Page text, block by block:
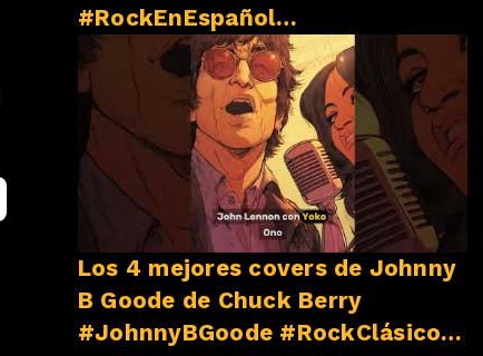
#RockEnEspañol
#NovedadesMusicales
Los 4 mejores covers de Johnny
B Goode de Chuck Berry
#JohnnyBGoode #RockClásico